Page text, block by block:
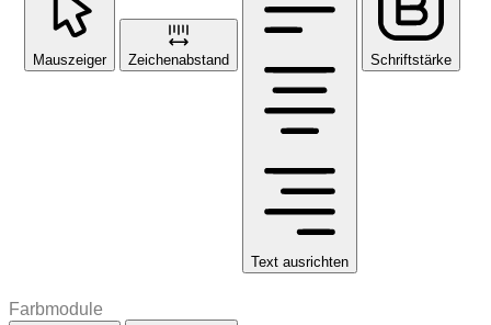
Mauszeiger Zeichenabstand
Text ausrichten
Schriftstärke
Farbmodule